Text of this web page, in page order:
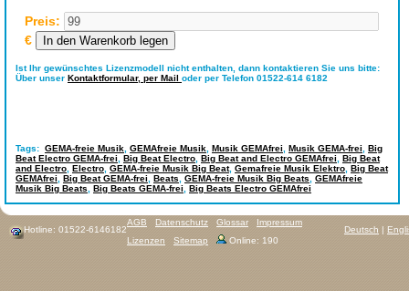
Preis:
€
Ist Ihr gewünschtes Lizenzmodell nicht enthalten, dann kontaktieren Sie uns bitte:
Über unser Kontaktformular, per Mail oder per Telefon 01522-614 6182
Tags: GEMA-freie Musik GEMAfreie Musik Musik GEMAfrei Musik GEMA-frei
Big
Beat Electro GEMA-frei
Big Beat Electro Big Beat and Electro GEMAfrei
Big Beat
and Electro Electro GEMA-freie Musik Big Beat, Gemafreie Musik Elektro Big Beat
GEMAfrei
Big Beat GEMA-frei Beats GEMA-freie Musik Big Beats
GEMAfreie
Musik Big Beats
Big Beats GEMA-frei Big Beats Electro GEMAfrei
Hotline: 01522-6146182 Deutsch |
AGB Datenschutz Glossar
Impressum
Lizenzen
Sitemap Online: 190